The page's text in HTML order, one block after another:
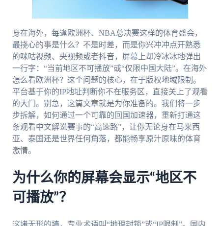
身在海外，每逢欧洲杯、NBA总决赛这样的体育盛会，
最挠心的事是什么？不是时差，而是你兴冲冲点开熟悉
的咪咕视频、央视频或者抖音，屏幕上却冷冰冰地弹出
一行字：“当前地区不可播放”或“仅限中国大陆”。在海外
怎么看欧洲杯？这个问题的核心，在于版权地域限制。
平台基于你的IP地址判断你不在服务区，直接关上了观看
的大门。别急，这篇文章就是为你准备的。我们将一步
步拆解，如何通过一个可靠的回国加速器，重新打通这
条观看中文解说赛事的“高速路”，让你无论身在马来西
亚、泰国还是世界任何角落，都能畅享原汁原味的体育
激情。
为什么你的屏幕会显示“地区不
可播放”？
这堵无形的墙，专业术语叫“地理封锁”或“IP限制”。国内